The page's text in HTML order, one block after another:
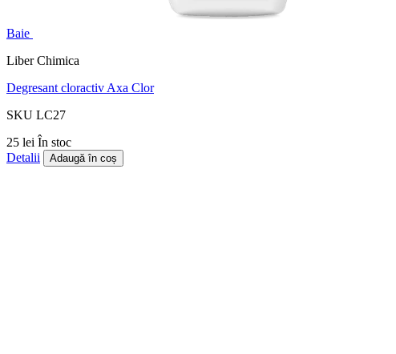
Baie
Liber Chimica
Degresant cloractiv Axa Clor
SKU LC27
25 lei În stoc
Detalii
Adaugă în coș